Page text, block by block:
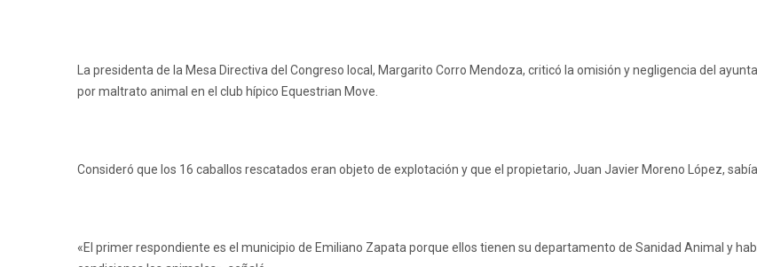
La presidenta de la Mesa Directiva del Congreso local, Margarito Corro Mendoza, criticó la omisión y negligencia del
por maltrato animal en el club hípico Equestrian Move.
Consideró que los 16 caballos rescatados eran objeto de explotación y que el propietario, Juan Javier Moreno López,
«El primer respondiente es el municipio de Emiliano Zapata porque ellos tienen su departamento de Sanidad Animal y